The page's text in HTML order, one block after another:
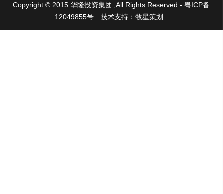
Copyright © 2015 华隆投资集团 ,All Rights Reserved - 粤ICP备
12049855号
技术支持：牧星策划